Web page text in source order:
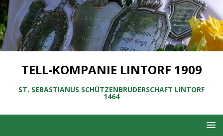
TELL-KOMPANIE LINTORF 1909
ST. SEBASTIANUS SCHÜTZENBRUDERSCHAFT LINTORF
1464